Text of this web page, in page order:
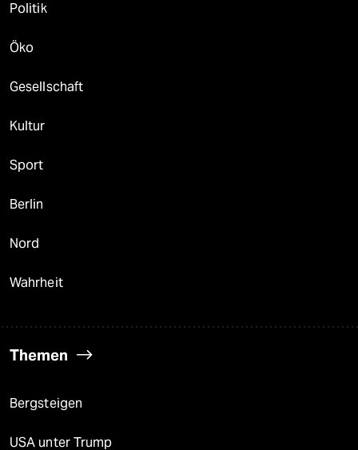
Politik
Öko
Gesellschaft
Kultur
Sport
Berlin
Nord
Wahrheit
Themen
Bergsteigen
USA unter Trump